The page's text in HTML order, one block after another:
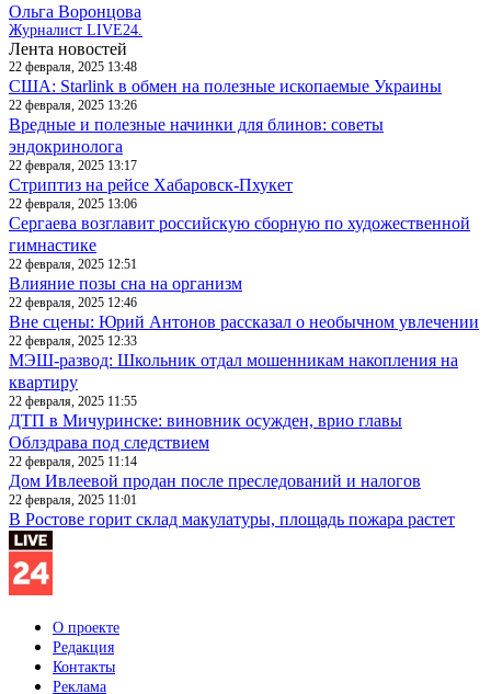
Ольга Воронцова
Журналист LIVE24.
Лента новостей
22 февраля, 2025 13:48
США: Starlink в обмен на полезные ископаемые Украины
22 февраля, 2025 13:26
Вредные и полезные начинки для блинов: советы
эндокринолога
22 февраля, 2025 13:17
Стриптиз на рейсе Хабаровск-Пхукет
22 февраля, 2025 13:06
Сергаева возглавит российскую сборную по художественной
гимнастике
22 февраля, 2025 12:51
Влияние позы сна на организм
22 февраля, 2025 12:46
Вне сцены: Юрий Антонов рассказал о необычном увлечении
22 февраля, 2025 12:33
МЭШ-развод: Школьник отдал мошенникам накопления на
квартиру
22 февраля, 2025 11:55
ДТП в Мичуринске: виновник осужден, врио главы
Облздрава под следствием
22 февраля, 2025 11:14
Дом Ивлеевой продан после преследований и налогов
22 февраля, 2025 11:01
В Ростове горит склад макулатуры, площадь пожара растет
О проекте
Редакция
Контакты
Реклама